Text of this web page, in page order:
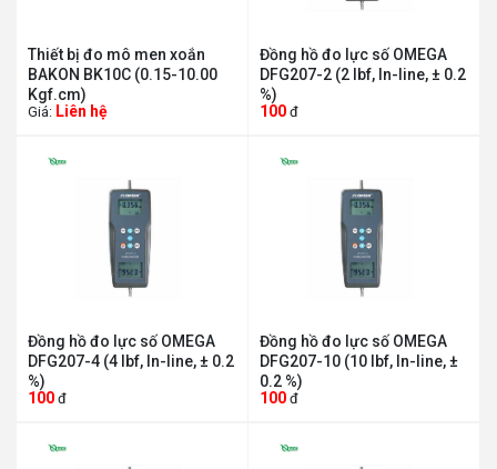
Thiết bị đo mô men xoắn
BAKON BK10C (0.15-10.00
Kgf.cm)
Giá: Liên hệ
Đồng hồ đo lực số OMEGA
DFG207-2 (2 lbf, In-line, ± 0.2
%)
100 đ
Đồng hồ đo lực số OMEGA
DFG207-4 (4 lbf, In-line, ± 0.2
%)
100 đ
Đồng hồ đo lực số OMEGA
DFG207-10 (10 lbf, In-line, ±
0.2 %)
100 đ